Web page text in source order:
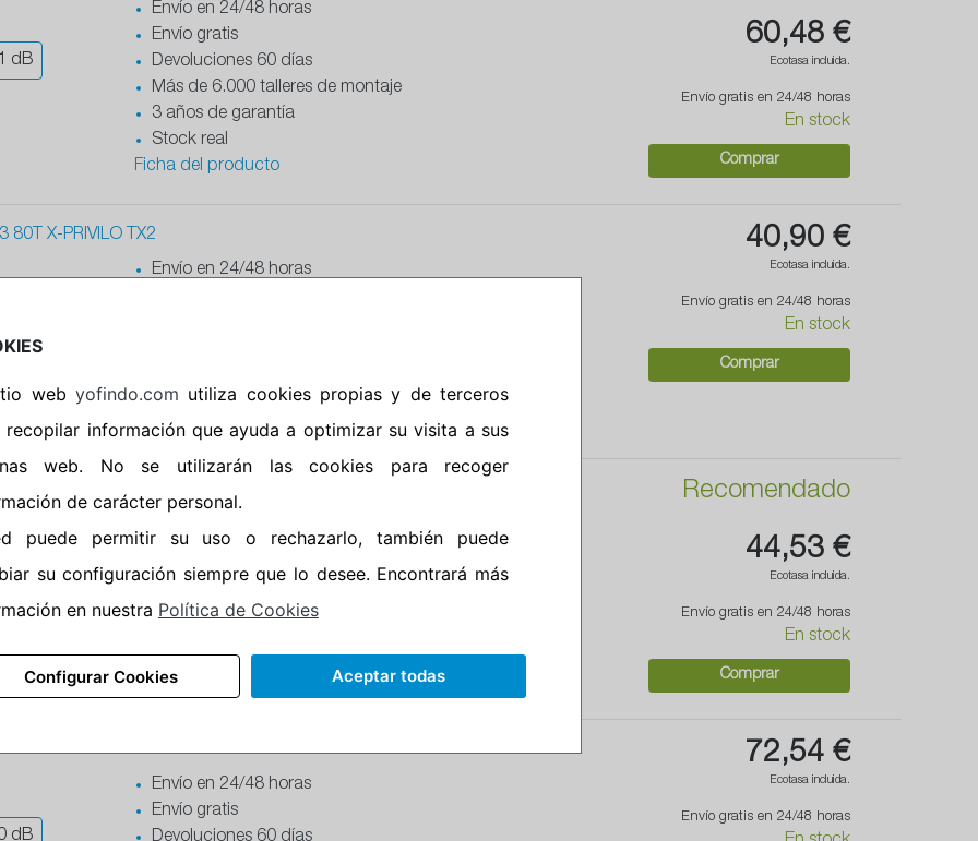
dB
Envío en 24/48 horas
Envío gratis
Devoluciones 60 días
Más de 6.000 talleres de montaje
3 años de garantía
Stock real
Ficha del producto
60,48 €
Ecotasa incluida.
Envío gratis en 24/48 horas
En stock
Comprar
80T X-PRIVILO TX2
Envío en 24/48 horas
Stock real
Ficha del producto
40,90 €
Ecotasa incluida.
Envío gratis en 24/48 horas
En stock
Comprar
80T ALL SEASON TRAC SAVER
dB
Envío gratis
Devoluciones 60 días
Más de 6.000 talleres de montaje
Stock real
Ficha del producto
Recomendado
44,53 €
Ecotasa incluida.
Envío gratis en 24/48 horas
En stock
Comprar
80T RAINEXPERT-3
dB
Envío en 24/48 horas
Envío gratis
72,54 €
Ecotasa incluida.
Envío gratis en 24/48 horas
web yofindo.com utiliza cookies propias y de terceros
recopilar información que ayuda a optimizar su visita a sus
web. No se utilizarán las cookies para recoger
de carácter personal.
puede permitir su uso o rechazarlo, también puede
su configuración siempre que lo desee. Encontrará más
en nuestra Política de Cookies
Configurar Cookies Aceptar todas